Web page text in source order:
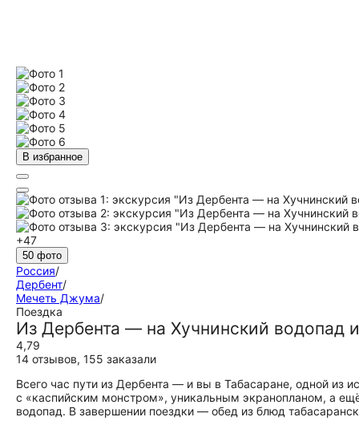
В избранное
+47
50 фото
Россия/
Дербент/
Мечеть Джума/
Поездка
Из Дербента — на Хучнинский водопад
4,79
14 отзывов, 155 заказали
Всего час пути из Дербента — и вы в Табасаране, одной из
с «каспийским монстром», уникальным экранопланом, а
водопад. В завершении поездки — обед из блюд